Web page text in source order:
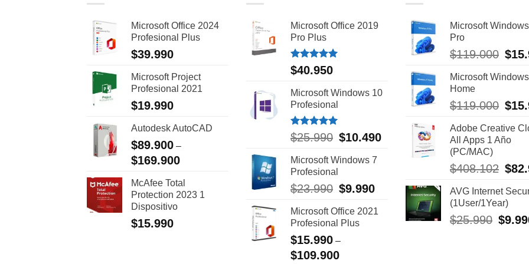
Las
opciones
se
elegir
en
la
página
de
producto
Microsoft Office 2024
Profesional Plus
$39.990
Microsoft Project
Profesional 2021
$19.990
Autodesk AutoCAD
$89.900 –
$169.900
McAfee Total
Protection 2023 1
Dispositivo
$15.990
Microsoft Office 2019
Pro Plus
Valorado
con5.00
$40.950
Microsoft Windows 10
Profesional
Valorado
con5.00
$25.990 El
original
$25.990.
$10.490El
$10.490.
Microsoft Windows 7
Profesional
$23.990 El
original
era:
$9.990El
actual
Microsoft Office 2021
Profesional Plus
$15.990 –
$109.900
Microsoft
Pro
$119.000 El
$
Microsoft
Home
$119.000 El
era:
$
Adobe Creative
All Apps 1 Año
(PC/MAC)
$408.102 El
era:
$
AVG Internet
(1User/1Year)
$25.990 El
$